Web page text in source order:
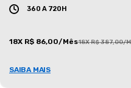
360 A 720H
18X R$ 86,00/Mês18X R$ 387,00/
SAIBA MAIS